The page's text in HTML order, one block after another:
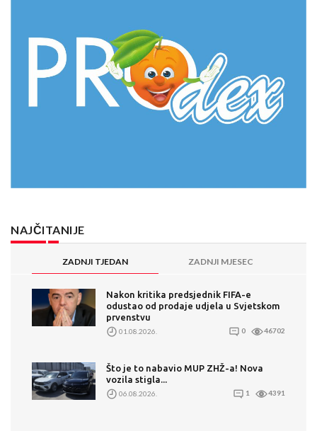
NAJČITANIJE
ZADNJI TJEDAN ZADNJI MJESEC
Nakon kritika predsjednik FIFA-e
odustao od prodaje udjela u Svjetskom
prvenstvu
01.08.2026. 0 46702
Što je to nabavio MUP ZHŽ-a! Nova
vozila stigla...
06.08.2026. 1 4391